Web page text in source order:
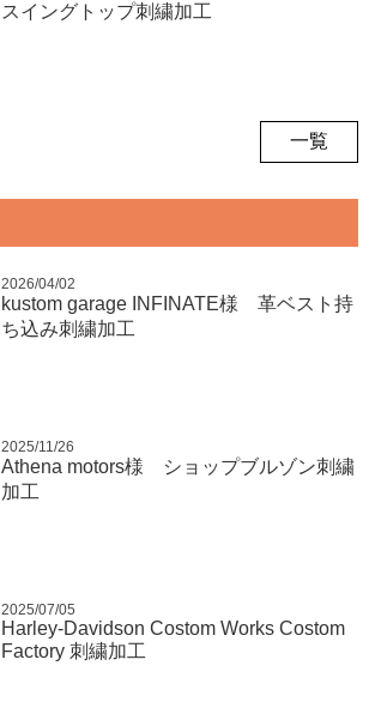
スイングトップ刺繍加工
一覧
2026/04/02
kustom garage INFINATE様 革ベスト持
ち込み刺繍加工
2025/11/26
Athena motors様 ショップブルゾン刺繍
加工
2025/07/05
Harley-Davidson Costom Works Costom
Factory 刺繍加工